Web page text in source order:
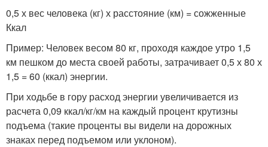
0,5 х вес человека (кг) х расстояние (км) = сожженные
Ккал
Пример: Человек весом 80 кг, проходя каждое утро 1,5
км пешком до места своей работы, затрачивает 0,5 х 80 х
1,5 = 60 (ккал) энергии.
При ходьбе в гору расход энергии увеличивается из
расчета 0,09 ккал/кг/км на каждый процент крутизны
подъема (такие проценты вы видели на дорожных
знаках перед подъемом или уклоном).